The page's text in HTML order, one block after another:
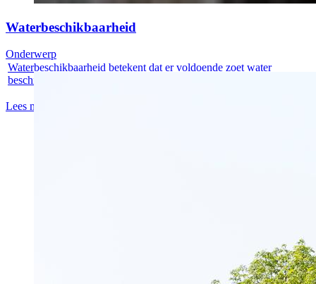
Waterbeschikbaarheid
Waterbeschikbaarheid betekent dat er voldoende zoet water
beschikbaar is op...
Lees meer
Onderwerp